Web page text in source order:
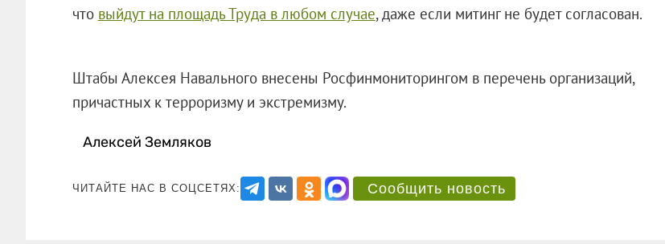
что выйдут на площадь Труда в любом случае, даже если митинг не будет согласован.
Штабы Алексея Навального внесены Росфинмониторингом в перечень организаций,
причастных к терроризму и экстремизму.
Алексей Земляков
ЧИТАЙТЕ НАС В СОЦСЕТЯХ: Сообщить новость